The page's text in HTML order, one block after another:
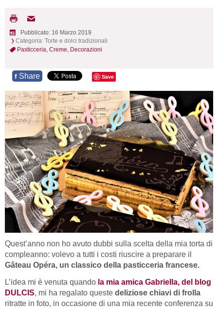
Pubblicato: 16 Marzo 2019
Categoria: Torte e dolci tradizionali
Pasticceria, Creme, Decorazioni
f Share Save
Quest’anno non ho avuto dubbi sulla scelta della mia torta di
compleanno: volevo a tutti i costi riuscire a preparare il
Gâteau Opéra, un classico della pasticceria francese.
L’idea mi è venuta quando la mia amica Gabriella, del blog
DULCIS, mi ha regalato queste deliziose chiavi di frolla
ritratte in foto, in occasione di una mia recente conferenza su